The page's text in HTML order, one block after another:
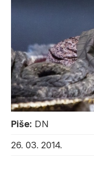
Piše: DN
26. 03. 2014.